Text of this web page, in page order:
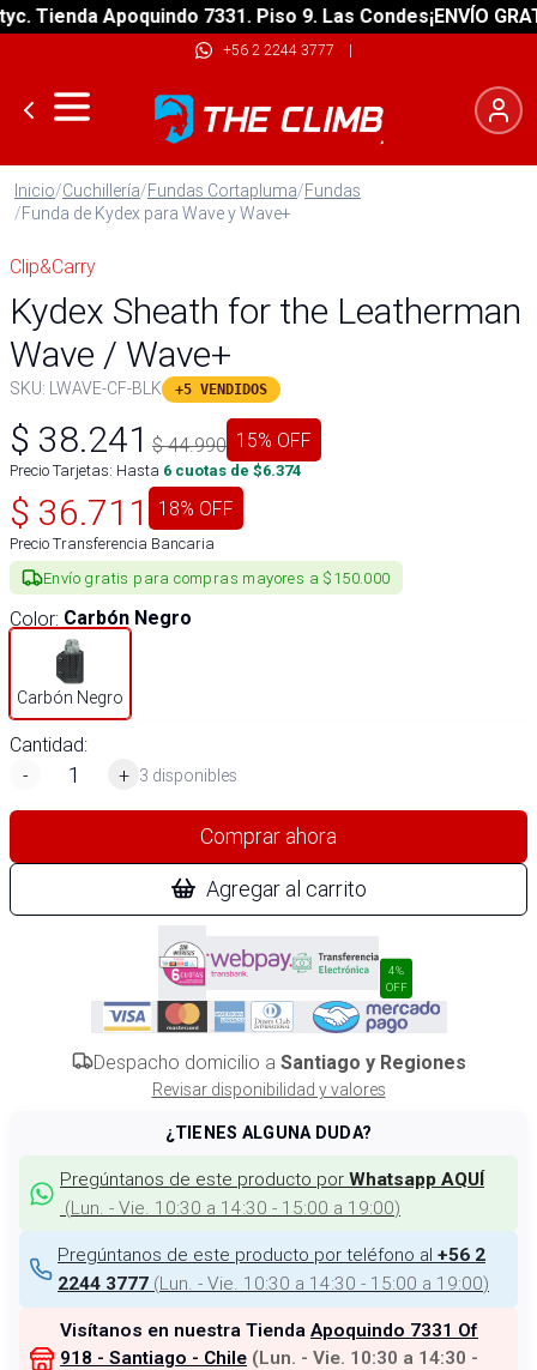
Apoquindo 7331. Piso 9. Las Condes¡ENVÍO
+56 2 2244 3777 |
Inicio/Cuchillería/Fundas Cortapluma/Fundas
/Funda de Kydex para Wave y Wave+
Clip&Carry
Kydex Sheath for the Leatherman
Wave / Wave+
SKU: LWAVE-CF-BLK +5 VENDIDOS
$ 38.241 $44.990 15% OFF
Precio Tarjetas: Hasta 6 cuotas de $6.374
$ 36.711 18% OFF
Precio Transferencia Bancaria
Envío gratis para compras mayores a $150.000
Color: Carbón Negro
Carbón Negro
Cantidad:
-
+ 3 disponibles
Comprar ahora
Agregar al carrito
4%
OFF
Despacho domicilio a Santiago y Regiones
Revisar disponibilidad y valores
¿TIENES ALGUNA DUDA?
Pregúntanos de este producto por Whatsapp AQUÍ
(Lun. - Vie. 10:30 a 14:30 - 15:00 a 19:00)
Pregúntanos de este producto por teléfono al +56 2
2244 3777 (Lun. - Vie. 10:30 a 14:30 - 15:00 a 19:00)
Visítanos en nuestra Tienda Apoquindo 7331 Of
918 - Santiago - Chile (Lun. - Vie. 10:30 a 14:30 -